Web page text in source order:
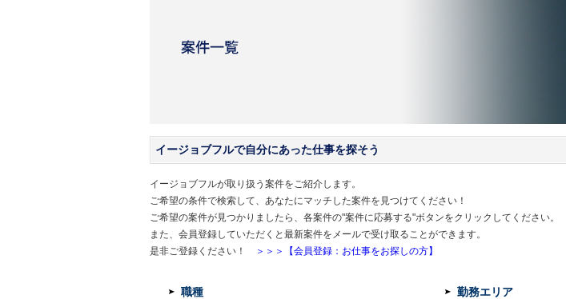
イージョブフルで自分にあった仕事を探そう
イージョブフルが取り扱う案件をご紹介します。
ご希望の条件で検索して、あなたにマッチした案件を見つけてください！
ご希望の案件が見つかりましたら、各案件の"案件に応募する"ボタンをクリックしてください。
また、会員登録していただくと最新案件をメールで受け取ることができます。
是非ご登録ください！
＞＞＞【会員登録：お仕事をお探しの方】
職種 勤務エリア